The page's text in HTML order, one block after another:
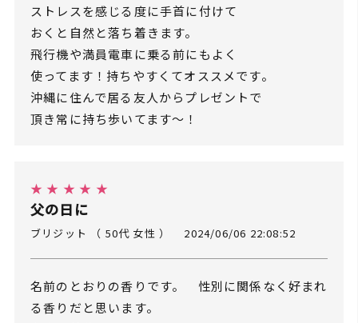
ストレスを感じる度に手首に付けて
おくと自然と落ち着きます。
飛行機や満員電車に乗る前にもよく
使ってます！持ちやすくてオススメです。
沖縄に住んで居る友人からプレゼントで
頂き常に持ち歩いてます〜！
★ ★ ★ ★ ★
父の日に
ブリジット （ 50代 女性 ） 2024/06/06 22:08:52
名前のとおりの香りです。 性別に関係なく好まれ
る香りだと思います。